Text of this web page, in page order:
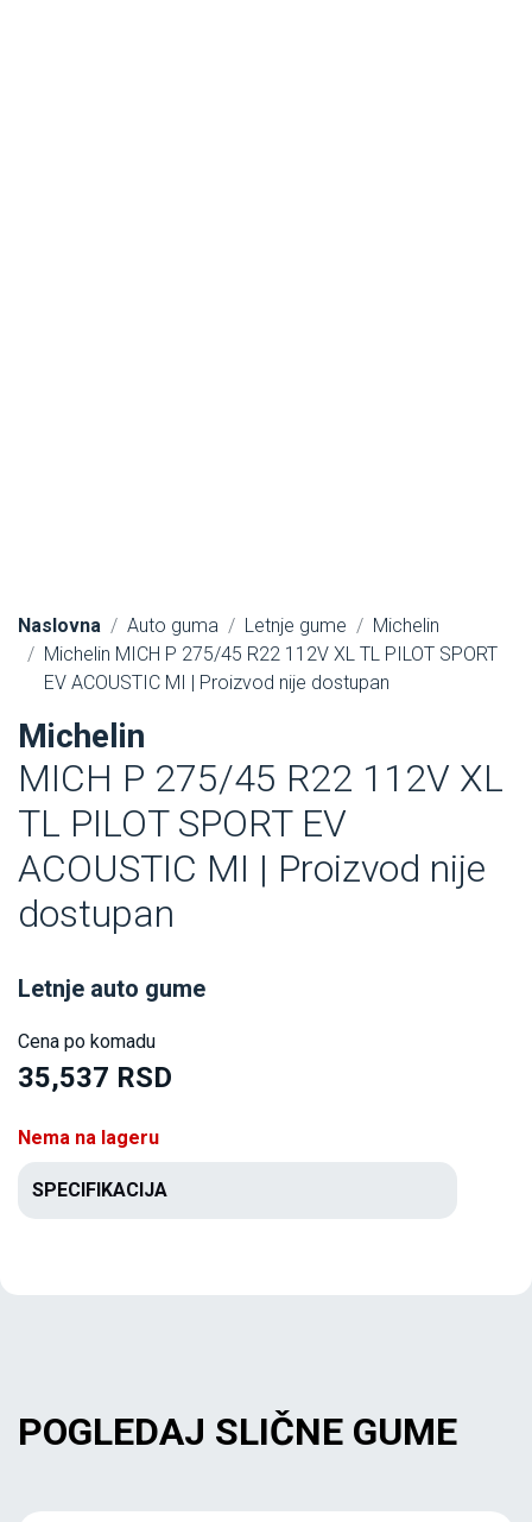
Naslovna Auto guma Letnje gume
Michelin
Michelin MICH P 275/45 R22 112V XL TL PILOT SPORT
EV ACOUSTIC MI | Proizvod nije dostupan
Michelin
MICH P 275/45 R22 112V XL
TL PILOT SPORT EV
ACOUSTIC MI | Proizvod nije
dostupan
Letnje auto gume
Cena po komadu
35,537 RSD
Nema na lageru
SPECIFIKACIJA
POGLEDAJ SLIČNE GUME